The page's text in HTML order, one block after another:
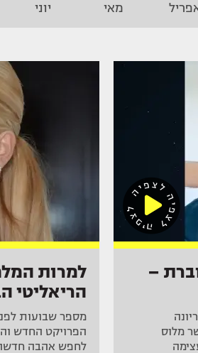
מאי יוני
–
מלוס
למרות
הריאליטי
הפרויקט החדש
לחפש אהבה חדשה